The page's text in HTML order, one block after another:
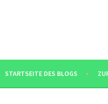
STARTSEITE DES BLOGS